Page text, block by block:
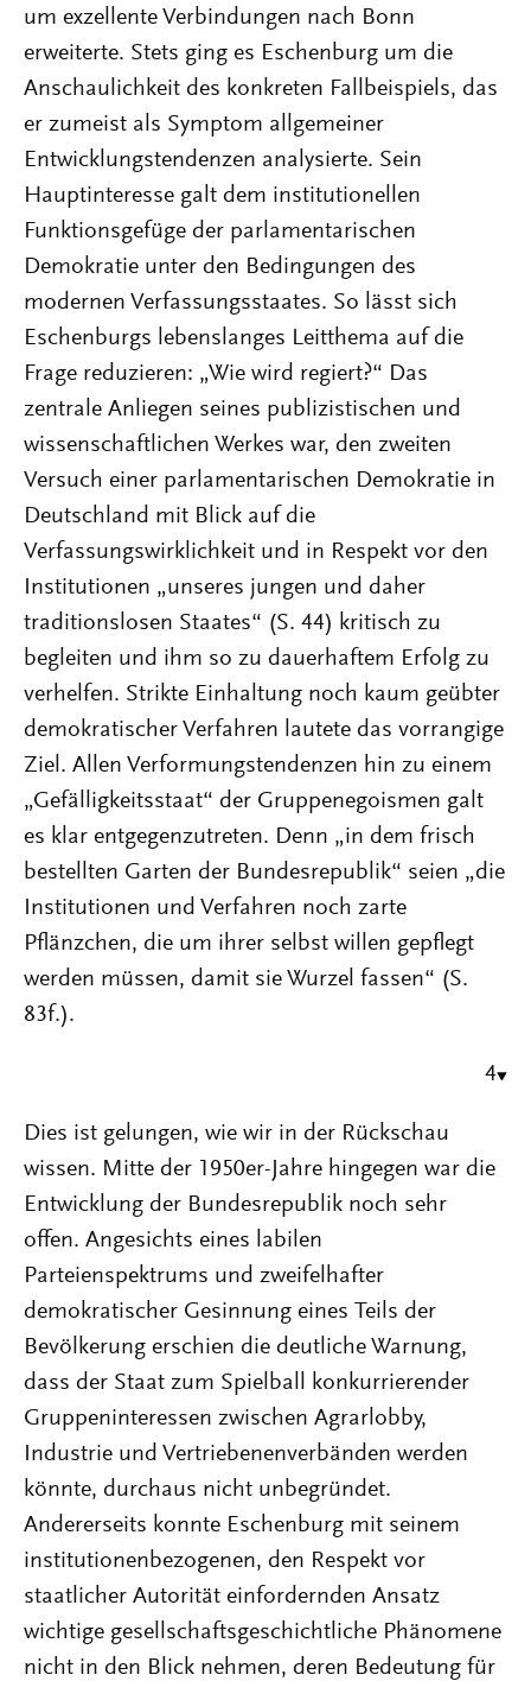
um exzellente Verbindungen nach Bonn
erweiterte. Stets ging es Eschenburg um die
Anschaulichkeit des konkreten Fallbeispiels, das
er zumeist als Symptom allgemeiner
Entwicklungstendenzen analysierte. Sein
Hauptinteresse galt dem institutionellen
Funktionsgefüge der parlamentarischen
Demokratie unter den Bedingungen des
modernen Verfassungsstaates. So lässt sich
Eschenburgs lebenslanges Leitthema auf die
Frage reduzieren: „Wie wird regiert?“ Das
zentrale Anliegen seines publizistischen und
wissenschaftlichen Werkes war, den zweiten
Versuch einer parlamentarischen Demokratie in
Deutschland mit Blick auf die
Verfassungswirklichkeit und in Respekt vor den
Institutionen „unseres jungen und daher
traditionslosen Staates“ (S. 44) kritisch zu
begleiten und ihm so zu dauerhaftem Erfolg zu
verhelfen. Strikte Einhaltung noch kaum geübter
demokratischer Verfahren lautete das vorrangige
Ziel. Allen Verformungstendenzen hin zu einem
„Gefälligkeitsstaat“ der Gruppenegoismen galt
es klar entgegenzutreten. Denn „in dem frisch
bestellten Garten der Bundesrepublik“ seien „die
Institutionen und Verfahren noch zarte
Pflänzchen, die um ihrer selbst willen gepflegt
werden müssen, damit sie Wurzel fassen“ (S.
83f.).
4
Dies ist gelungen, wie wir in der Rückschau
wissen. Mitte der 1950er-Jahre hingegen war die
Entwicklung der Bundesrepublik noch sehr
offen. Angesichts eines labilen
Parteienspektrums und zweifelhafter
demokratischer Gesinnung eines Teils der
Bevölkerung erschien die deutliche Warnung,
dass der Staat zum Spielball konkurrierender
Gruppeninteressen zwischen Agrarlobby,
Industrie und Vertriebenenverbänden werden
könnte, durchaus nicht unbegründet.
Andererseits konnte Eschenburg mit seinem
institutionenbezogenen, den Respekt vor
staatlicher Autorität einfordernden Ansatz
wichtige gesellschaftsgeschichtliche Phänomene
nicht in den Blick nehmen, deren Bedeutung für